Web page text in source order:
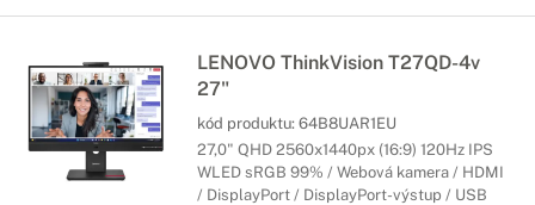
LENOVO ThinkVision T27QD-4v
27"
kód produktu: 64B8UAR1EU
27,0" QHD 2560x1440px (16:9) 120Hz IPS
WLED sRGB 99% / Webová kamera / HDMI
/ DisplayPort / DisplayPort-výstup / USB